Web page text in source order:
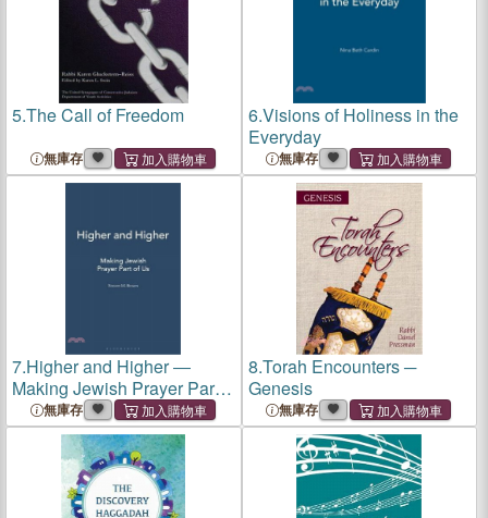
5.The Call of Freedom
無庫存
6.Visions of Holiness in the
Everyday
無庫存
7.Higher and Higher ―
Making Jewish Prayer Part
of Us無庫存
8.Torah Encounters ─
Genesis
無庫存